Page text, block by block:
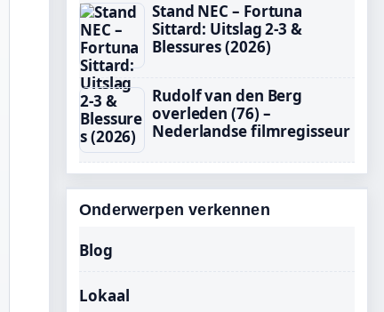
Stand NEC – Fortuna
Sittard: Uitslag 2-3 &
Blessures (2026)
Rudolf van den Berg
overleden (76) –
Nederlandse filmregisseur
Onderwerpen verkennen
Blog
Lokaal